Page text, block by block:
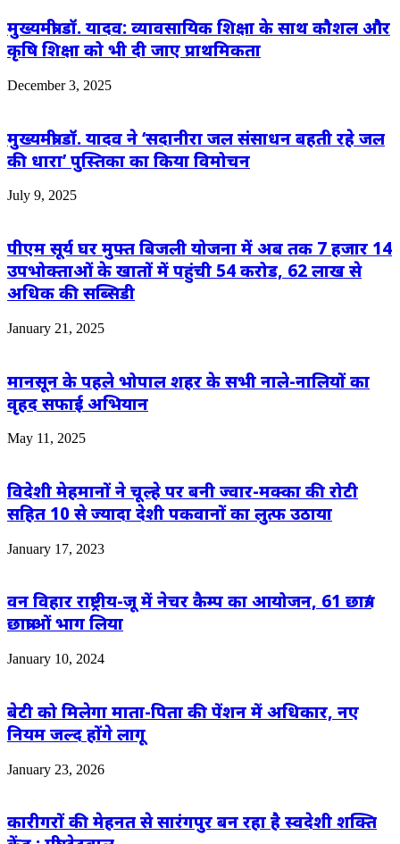
मुख्यमंत्री डॉ. यादव: व्यावसायिक शिक्षा के साथ कौशल और
कृषि शिक्षा को भी दी जाए प्राथमिकता
December 3, 2025
मुख्यमंत्री डॉ. यादव ने ‘सदानीरा जल संसाधन बहती रहे जल
की धारा’ पुस्तिका का किया विमोचन
July 9, 2025
पीएम सूर्य घर मुफ्त बिजली योजना में अब तक 7 हजार 14
उपभोक्‍ताओं के खातों में पहुंची 54 करोड, 62 लाख से
अधिक की सब्सिडी
January 21, 2025
मानसून के पहले भोपाल शहर के सभी नाले-नालियों का
वृहद सफाई अभियान
May 11, 2025
विदेशी मेहमानों ने चूल्हे पर बनी ज्वार-मक्का की रोटी
सहित 10 से ज्यादा देशी पकवानों का लुत्फ उठाया
January 17, 2023
वन विहार राष्ट्रीय-जू में नेचर कैम्प का आयोजन, 61 छात्र/
छात्राओं भाग लिया
January 10, 2024
बेटी को मिलेगा माता-पिता की पेंशन में अधिकार, नए
नियम जल्द होंगे लागू
January 23, 2026
कारीगरों की मेहनत से सारंगपुर बन रहा है स्वदेशी शक्ति